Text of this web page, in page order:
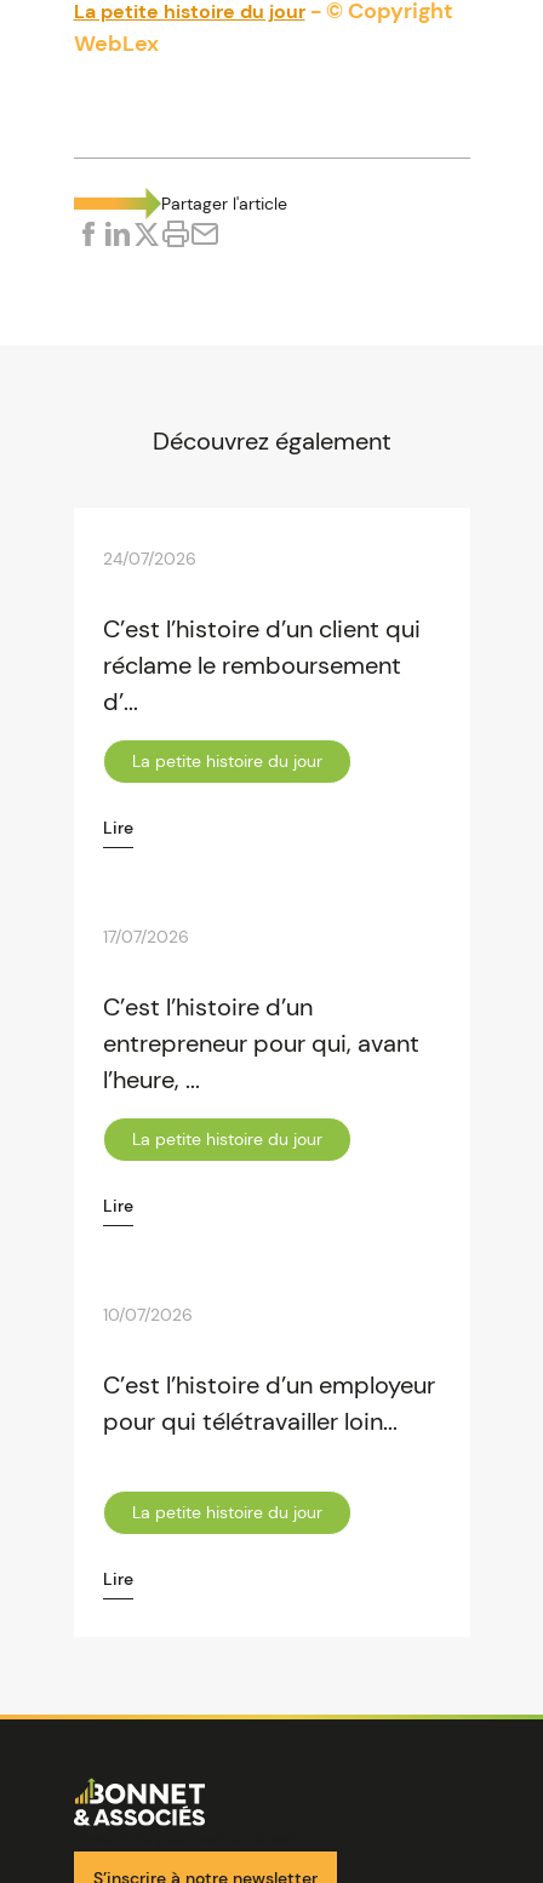
La petite histoire du jour- © Copyright
WebLex
Partager l'article
Découvrez également
24/07/2026
C’est l’histoire d’un client qui
réclame le remboursement
d’...
La petite histoire du jour
Lire
17/07/2026
C’est l’histoire d’un
entrepreneur pour qui, avant
l’heure, ...
La petite histoire du jour
Lire
10/07/2026
C’est l’histoire d’un employeur
pour qui télétravailler loin...
La petite histoire du jour
Lire
Image
S’inscrire à notre newsletter